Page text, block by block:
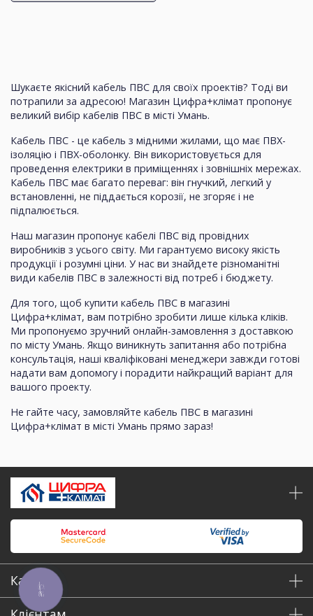
Шукаєте якісний кабель ПВС для своїх проектів? Тоді ви
потрапили за адресою! Магазин Цифра+клімат пропонує
великий вибір кабелів ПВС в місті Умань.
Кабель ПВС - це кабель з мідними жилами, що має ПВХ-
ізоляцію і ПВХ-оболонку. Він використовується для
проведення електрики в приміщеннях і зовнішніх мережах.
Кабель ПВС має багато переваг: він гнучкий, легкий у
встановленні, не піддається корозії, не згоряє і не
підпалюється.
Наш магазин пропонує кабелі ПВС від провідних
виробників з усього світу. Ми гарантуємо високу якість
продукції і розумні ціни. У нас ви знайдете різноманітні
види кабелів ПВС в залежності від потреб і бюджету.
Для того, щоб купити кабель ПВС в магазині
Цифра+клімат, вам потрібно зробити лише кілька кліків.
Ми пропонуємо зручний онлайн-замовлення з доставкою
по місту Умань. Якщо виникнуть запитання або потрібна
консультація, наші кваліфіковані менеджери завжди готові
надати вам допомогу і порадити найкращий варіант для
вашого проекту.
Не гайте часу, замовляйте кабель ПВС в магазині
Цифра+клімат в місті Умань прямо зараз!
Каталог
КНОПКА
ЗВ'ЯЗКУ